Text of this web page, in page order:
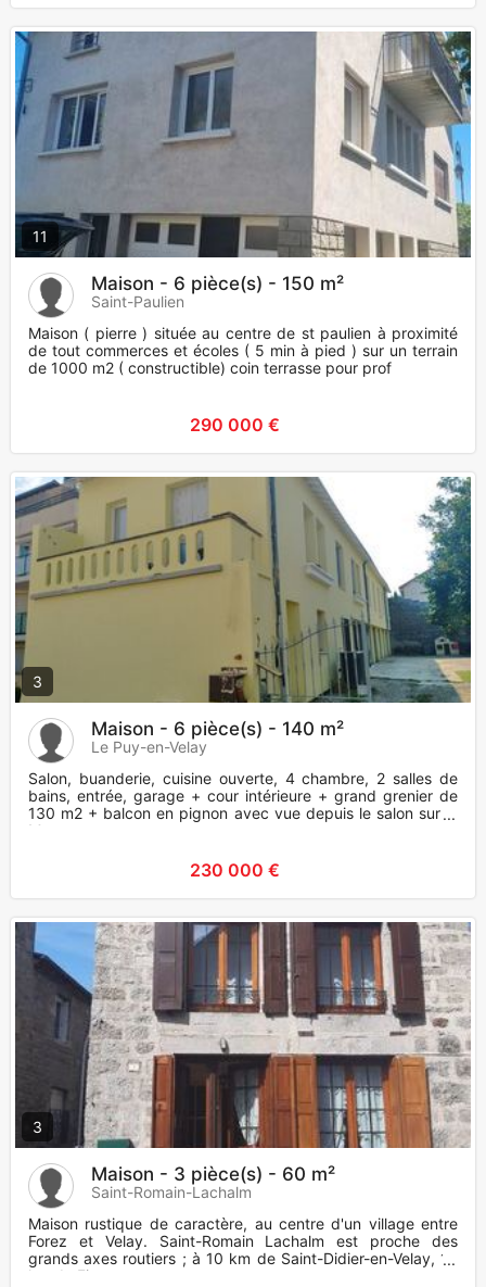
11
Maison - 6 pièce(s) - 150 m²
Saint-Paulien
Maison ( pierre ) située au centre de st paulien à proximité
de tout commerces et écoles ( 5 min à pied ) sur un terrain
de 1000 m2 ( constructible) coin terrasse pour prof
290 000 €
3
Maison - 6 pièce(s) - 140 m²
Le Puy-en-Velay
Salon, buanderie, cuisine ouverte, 4 chambre, 2 salles de
bains, entrée, garage + cour intérieure + grand grenier de
130 m2 + balcon en pignon avec vue depuis le salon sur le
M
230 000 €
3
Maison - 3 pièce(s) - 60 m²
Saint-Romain-Lachalm
Maison rustique de caractère, au centre d'un village entre
Forez et Velay. Saint-Romain Lachalm est proche des
grands axes routiers ; à 10 km de Saint-Didier-en-Velay, 15
km de Fi